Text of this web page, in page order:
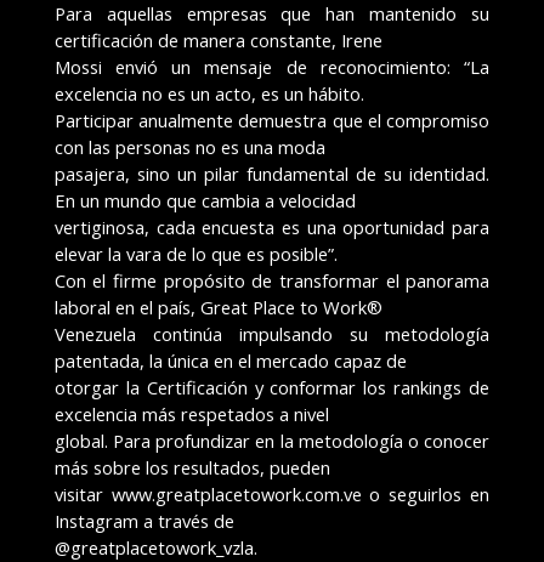
Para aquellas empresas que han mantenido su
certificación de manera constante, Irene
Mossi envió un mensaje de reconocimiento: “La
excelencia no es un acto, es un hábito.
Participar anualmente demuestra que el compromiso
con las personas no es una moda
pasajera, sino un pilar fundamental de su identidad.
En un mundo que cambia a velocidad
vertiginosa, cada encuesta es una oportunidad para
elevar la vara de lo que es posible”.
Con el firme propósito de transformar el panorama
laboral en el país, Great Place to Work®
Venezuela continúa impulsando su metodología
patentada, la única en el mercado capaz de
otorgar la Certificación y conformar los rankings de
excelencia más respetados a nivel
global. Para profundizar en la metodología o conocer
más sobre los resultados, pueden
visitar www.greatplacetowork.com.ve o seguirlos en
Instagram a través de
@greatplacetowork_vzla.